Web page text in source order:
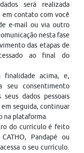
será realizada
contato com você
e-mail ou via outro
nesta fase
das etapas de
ao final do
finalidade acima, e,
seu consentimento
dados pessoais
em seguida, continuar
na plataforma.
do currículo é feito
Pandapé ou
o seu currículo.